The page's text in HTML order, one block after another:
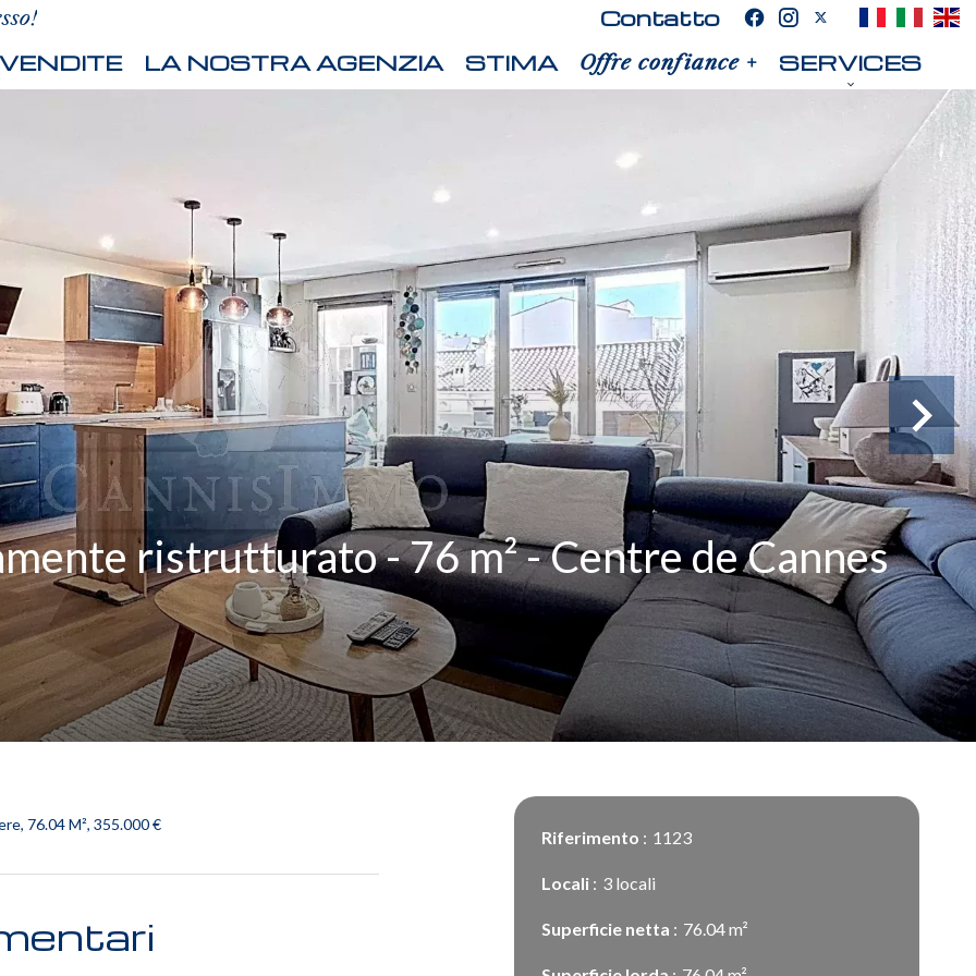
Contatto
VENDITE
LA NOSTRA AGENZIA STIMA Offre confiance + SERVICES
ristrutturato - 76 m² - Centre de Cannes
76.04 M², 355.000 €
Riferimento 1123
Locali 3 locali
Superficie netta 76.04 m²